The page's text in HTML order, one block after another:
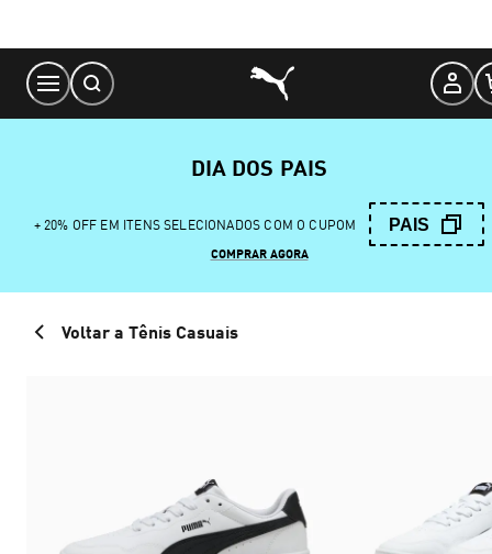
Content
DIA DOS PAIS
+ 20% OFF EM ITENS SELECIONADOS COM O CUPOM PAIS
COMPRAR AGORA
Voltar a Tênis Casuais